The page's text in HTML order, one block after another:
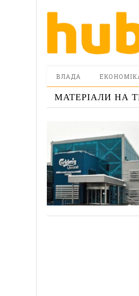
ВЛАДА
МАТЕРІАЛИ НА